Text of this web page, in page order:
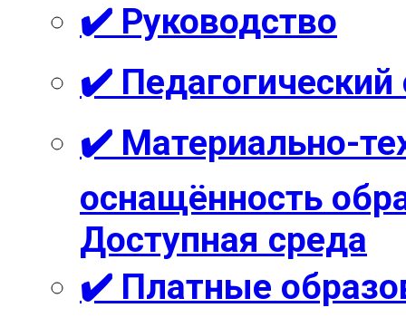
✔️ Руководство
✔️ Педагогический
✔️ Материально-
оснащённость
Доступная среда
✔️ Платные